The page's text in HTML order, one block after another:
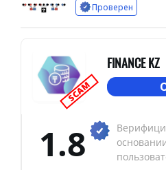
Проверен
SCAM
FINANCE KZ
1.8